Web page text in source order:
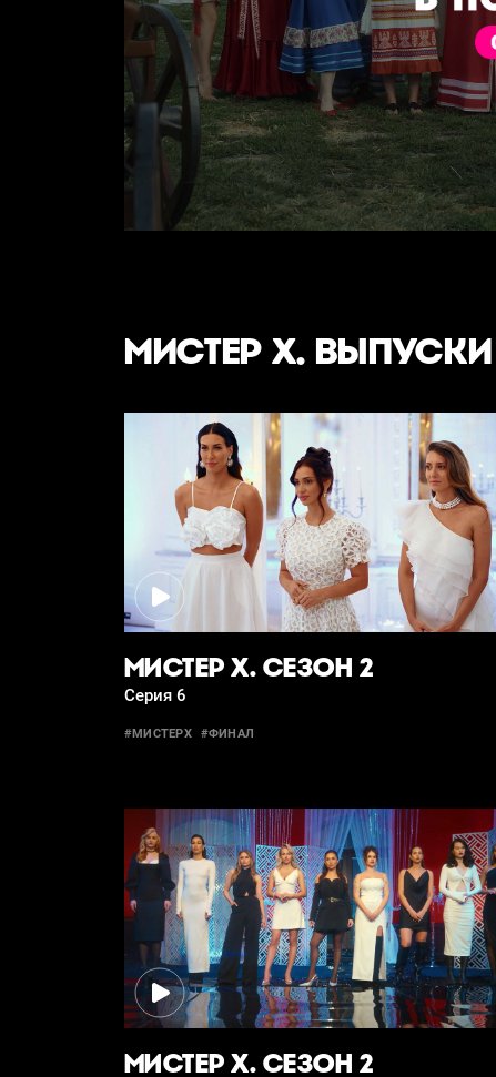
МИСТЕР Х. ВЫПУСКИ
МИСТЕР Х. СЕЗОН 2
Серия 6
#МИСТЕРХ #ФИНАЛ
МИСТЕР Х. СЕЗОН 2